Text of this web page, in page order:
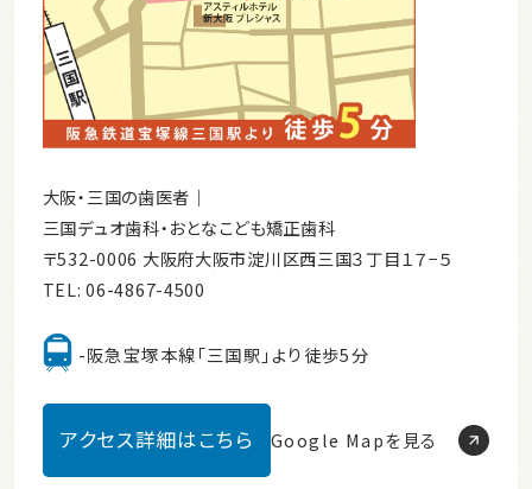
大阪・三国の歯医者｜
三国デュオ歯科・おとなこども矯正歯科
〒532-0006 大阪府大阪市淀川区西三国３丁目１７−５
TEL:06-4867-4500
-阪急宝塚本線「三国駅」より徒歩5分
アクセス詳細はこちら Google Mapを見る